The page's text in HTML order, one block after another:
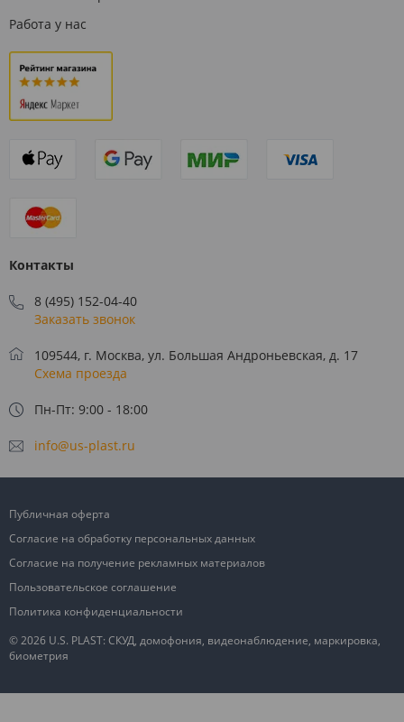
Работа у нас
Контакты
8 (495) 152-04-40
Заказать звонок
109544, г. Москва, ул. Большая Андроньевская, д. 17
Схема проезда
Пн-Пт: 9:00 - 18:00
info@us-plast.ru
© 2026 U.S. PLAST: СКУД, домофония, видеонаблюдение, маркировка,
биометрия
Публичная оферта
Согласие на обработку персональных данных
Согласие на получение рекламных материалов
Пользовательское соглашение
Политика конфиденциальности